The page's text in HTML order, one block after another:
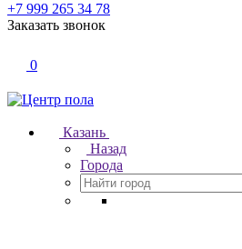
+7 999 265 34 78
Заказать звонок
0
Казань
Назад
Города